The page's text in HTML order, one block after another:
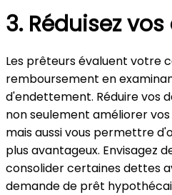
3. Réduisez
Les prêteurs évaluent votre
remboursement en
d'endettement. Réduire vos
non seulement améliorer
mais aussi vous permettre
plus avantageux. Envisagez
consolider certaines dettes
demande de prêt